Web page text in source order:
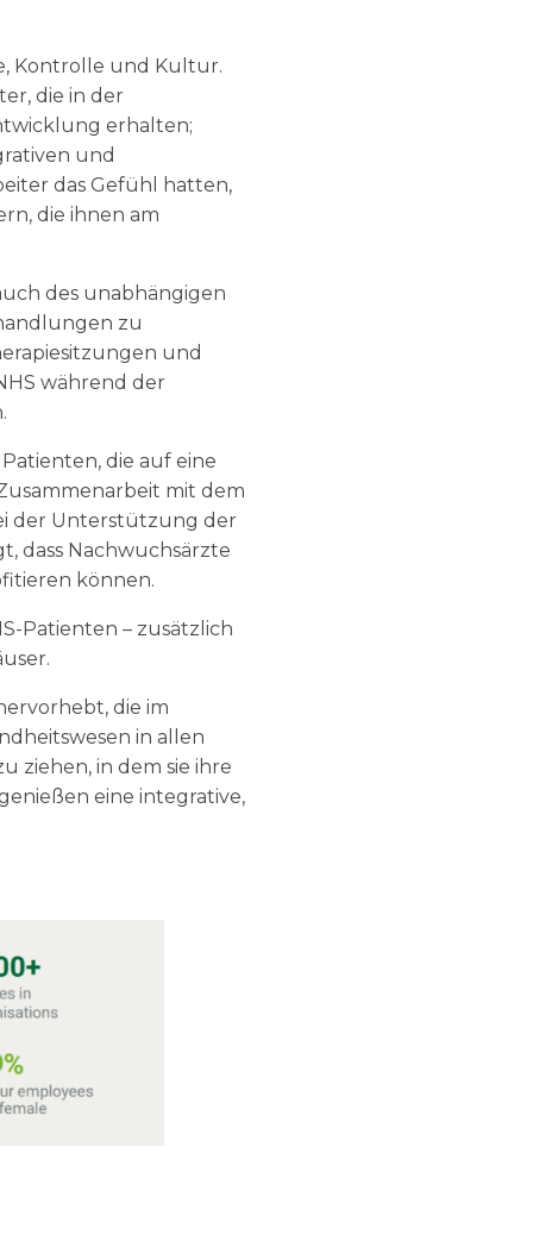
Kontrolle und Kultur.
die in der
erhalten;
und
das Gefühl hatten,
die ihnen am
des unabhängigen
zu
und
während der
die auf eine
mit dem
der Unterstützung der
dass Nachwuchsärzte
können.
Patienten – zusätzlich
die im
in allen
ziehen, in dem sie ihre
eine integrative,